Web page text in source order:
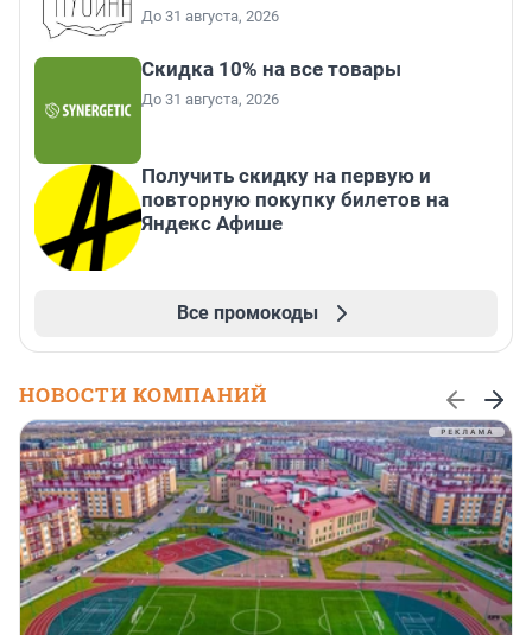
До 31 августа, 2026
Скидка 10% на все товары
До 31 августа, 2026
Получить скидку на первую и
повторную покупку билетов на
Яндекс Афише
Все промокоды
НОВОСТИ КОМПАНИЙ